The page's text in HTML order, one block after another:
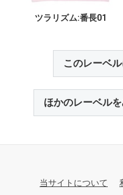
ツラリズム:番長01
このレーベ
ほかのレーベル
当サイトについて